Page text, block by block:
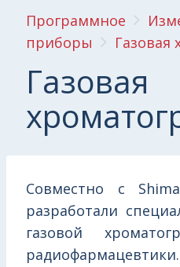
Программное
приборы
Газовая
Газовая
Совместно с
разработали
газовой
радиофармацевтики.